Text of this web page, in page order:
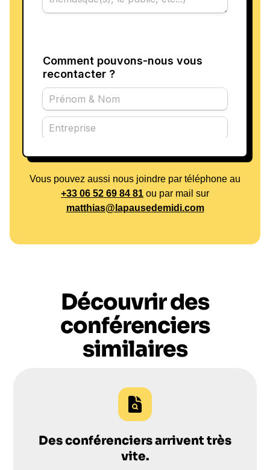
Vous pouvez aussi nous joindre par téléphone au
+33 06 52 69 84 81 ou par mail sur
matthias@lapausedemidi.com
Découvrir des
conférenciers
similaires
Des conférenciers arrivent très
vite.